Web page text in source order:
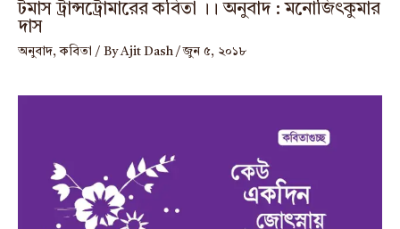
টমাস ট্রান্সট্রোমারের কবিতা ।। অনুবাদ : মনোজিৎকুমার
দাস
অনুবাদ,কবিতা / ByAjit Dash /জুন ৫, ২০১৮